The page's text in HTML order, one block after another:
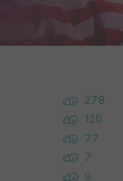
278
120
77
7
9